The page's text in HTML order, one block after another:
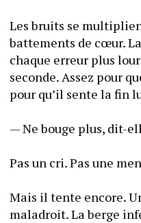
Les bruits se
battements de cœur.
chaque erreur plus
seconde. Assez pour
pour qu’il sente la fin
— Ne bouge plus, dit-
Pas un cri. Pas une
Mais il tente encore.
maladroit. La berge